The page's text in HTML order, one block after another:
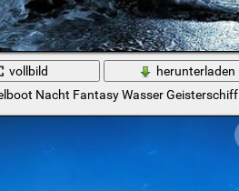
vollbild
herunterladen
Nacht Fantasy Wasser Geisterschiff